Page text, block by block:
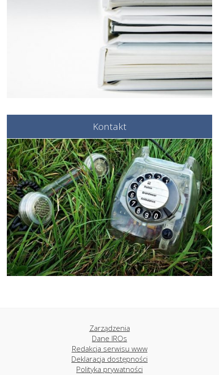
Kontakt
Zarządzenia
Dane IROs
Redakcja serwisu www
Deklaracja dostępności
Polityka prywatności